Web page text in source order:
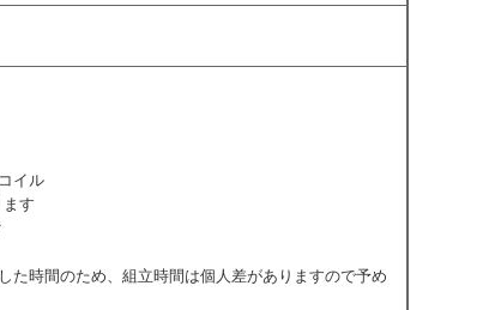
イル
す
時間のため、組立時間は個人差がありますので予め